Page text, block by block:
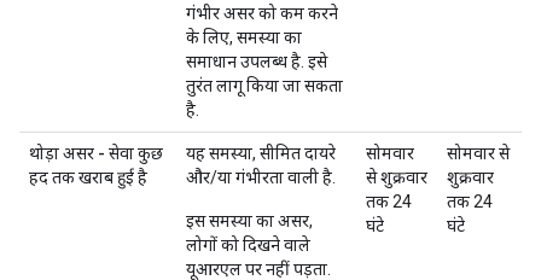
गंभीर असर को कम करने
के लिए, समस्या का
समाधान उपलब्ध है. इसे
तुरंत लागू किया जा सकता
है.
थोड़ा असर - सेवा कुछ
हद तक खराब हुई है
यह समस्या, सीमित दायरे
और/या गंभीरता वाली है.
इस समस्या का असर,
लोगों को दिखने वाले
यूआरएल पर नहीं पड़ता.
सोमवार
से शुक्रवार
तक 24
घंटे
सोमवार से
शुक्रवार
तक 24
घंटे